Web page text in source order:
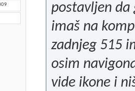
postavljen da
imaš na
zadnjeg 515
osim
vide ikone i